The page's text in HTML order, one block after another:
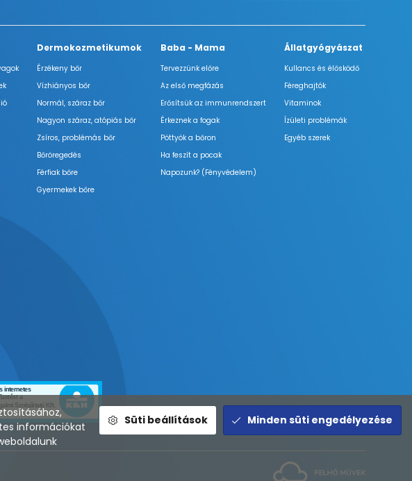
Dermokozmetikumok
Érzékeny bőr
Vízhiányos bőr
Normál, száraz bőr
Nagyon száraz, atópiás bőr
Zsíros, problémás bőr
Bőröregedés
Férfiak bőre
Gyermekek bőre
Baba - Mama
Tervezzünk előre
Az első megfázás
Erősítsük az immunrendszert
Érkeznek a fogak
Pöttyök a bőron
Ha feszít a pocak
Napozunk? (Fényvédelem)
Állatgyógyászat
Kullancs és élősködő
Féreghajtók
Vitaminok
Ízületi problémák
Egyéb szerek
Süti beállítások Minden süti engedélyezése
információkat